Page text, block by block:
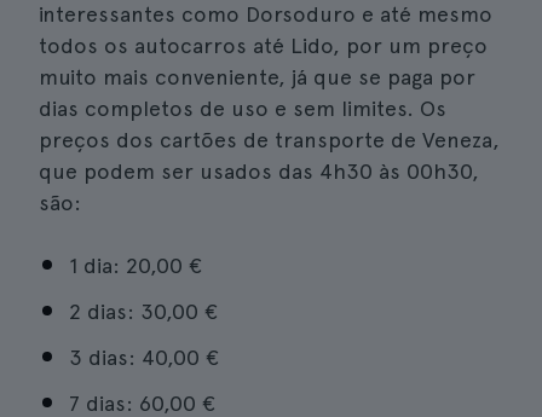
interessantes como Dorsoduro e até mesmo
todos os autocarros até Lido, por um preço
muito mais conveniente, já que se paga por
dias completos de uso e sem limites. Os
preços dos cartões de transporte de Veneza,
que podem ser usados das 4h30 às 00h30,
são:
1 dia: 20,00 €
2 dias: 30,00 €
3 dias: 40,00 €
7 dias: 60,00 €